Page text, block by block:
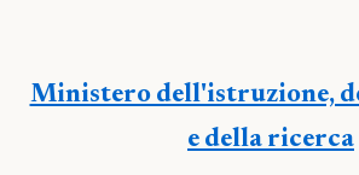
Ministero dell'istruzione,
e della ricerca